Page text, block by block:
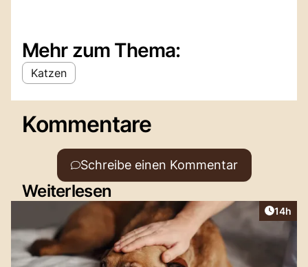
Mehr zum Thema:
Katzen
Kommentare
Schreibe einen Kommentar
Weiterlesen
Artikel
14h